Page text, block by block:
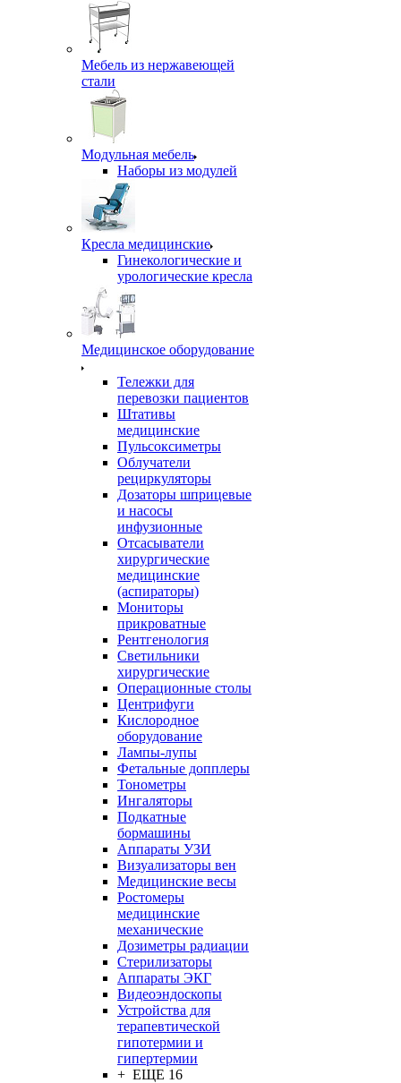
Мебель из нержавеющей
стали
Модульная мебель
Наборы из модулей
Кресла медицинские
Гинекологические и
урологические кресла
Медицинское оборудование
Тележки для
перевозки пациентов
Штативы
медицинские
Пульсоксиметры
Облучатели
рециркуляторы
Дозаторы шприцевые
и насосы
инфузионные
Отсасыватели
хирургические
медицинские
(аспираторы)
Мониторы
прикроватные
Рентгенология
Светильники
хирургические
Операционные столы
Центрифуги
Кислородное
оборудование
Лампы-лупы
Фетальные допплеры
Тонометры
Ингаляторы
Подкатные
бормашины
Аппараты УЗИ
Визуализаторы вен
Медицинские весы
Ростомеры
медицинские
механические
Дозиметры радиации
Стерилизаторы
Аппараты ЭКГ
Видеоэндоскопы
Устройства для
терапевтической
гипотермии и
гипертермии
+ ЕЩЕ 16